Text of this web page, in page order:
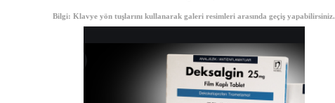
Bilgi: Klavye yön tuşlarını kullanarak galeri resimleri arasında geçiş yapabilirsiniz.